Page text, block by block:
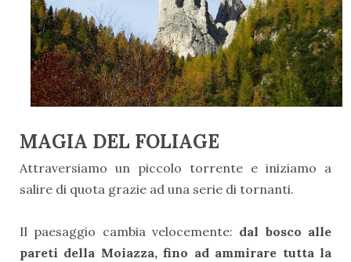
MAGIA DEL FOLIAGE
Attraversiamo un piccolo torrente e iniziamo a
salire di quota grazie ad una serie di tornanti.
Il paesaggio cambia velocemente: dal bosco alle
pareti della Moiazza, fino ad ammirare tutta la